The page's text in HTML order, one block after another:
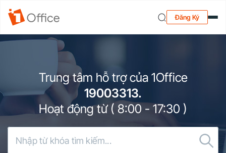
Đăng Ký
Trung tâm hỗ trợ của 1Office
19003313.
Hoạt động từ ( 8:00 - 17:30 )